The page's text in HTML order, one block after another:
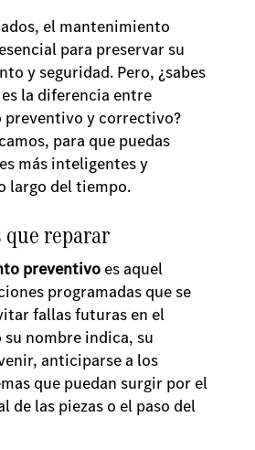
el mantenimiento
para preservar su
y seguridad. Pero, ¿sabes
la diferencia entre
y correctivo?
para que puedas
más inteligentes y
largo del tiempo.
que reparar
preventivo es aquel
programadas que se
fallas futuras en el
nombre indica, su
anticiparse a los
que puedan surgir por el
de las piezas o el paso del